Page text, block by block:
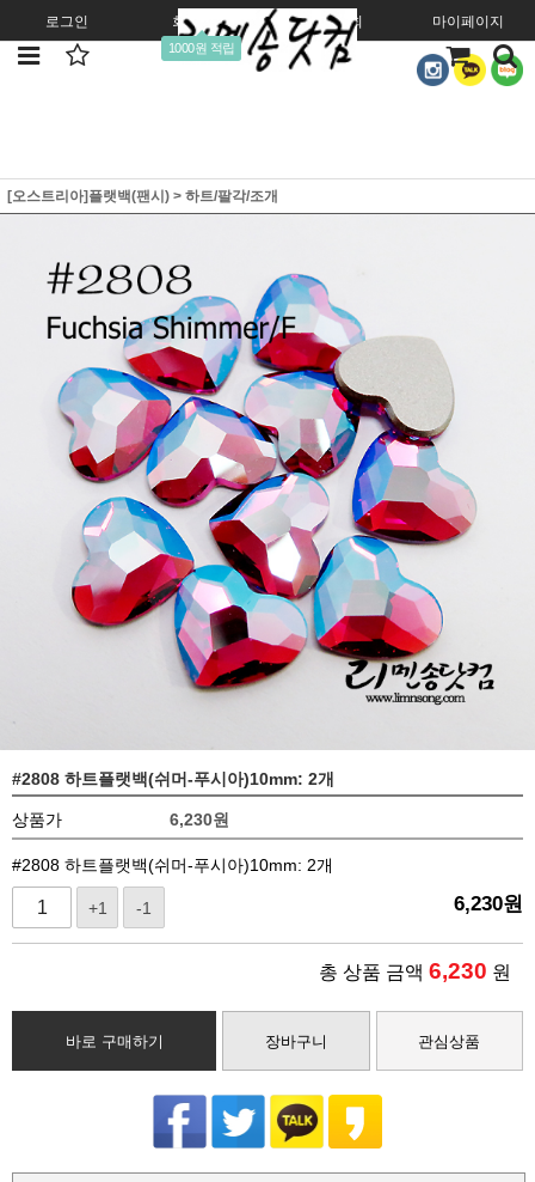
로그인 회원가입
1000원 적립
주문조회 마이페이지
[오스트리아]플랫백(팬시) > 하트/팔각/조개
#2808 하트플랫백(쉬머-푸시아)10mm: 2개
상품가 6,230원
#2808 하트플랫백(쉬머-푸시아)10mm: 2개
+1 -1 6,230원
총 상품 금액 6,230 원
바로 구매하기 장바구니 관심상품